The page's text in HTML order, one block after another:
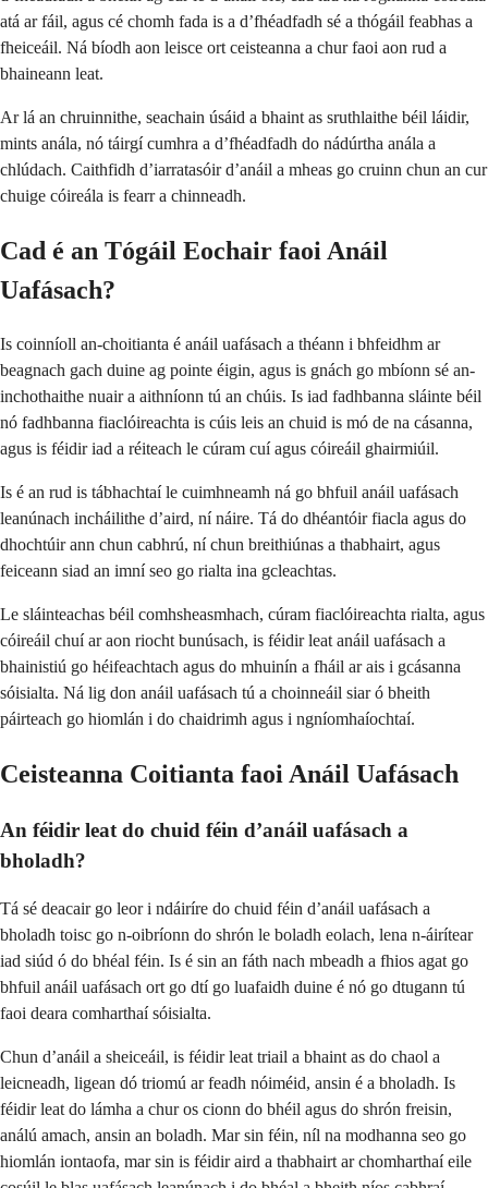
atá ar fáil, agus cé chomh fada is a d’fhéadfadh sé a thógáil feabhas a
fheiceáil. Ná bíodh aon leisce ort ceisteanna a chur faoi aon rud a
bhaineann leat.
Ar lá an chruinnithe, seachain úsáid a bhaint as sruthlaithe béil láidir,
mints anála, nó táirgí cumhra a d’fhéadfadh do nádúrtha anála a
chlúdach. Caithfidh d’iarratasóir d’anáil a mheas go cruinn chun an cur
chuige cóireála is fearr a chinneadh.
Cad é an Tógáil Eochair faoi Anáil
Uafásach?
Is coinníoll an-choitianta é anáil uafásach a théann i bhfeidhm ar
beagnach gach duine ag pointe éigin, agus is gnách go mbíonn sé an-
inchothaithe nuair a aithníonn tú an chúis. Is iad fadhbanna sláinte béil
nó fadhbanna fiaclóireachta is cúis leis an chuid is mó de na cásanna,
agus is féidir iad a réiteach le cúram cuí agus cóireáil ghairmiúil.
Is é an rud is tábhachtaí le cuimhneamh ná go bhfuil anáil uafásach
leanúnach incháilithe d’aird, ní náire. Tá do dhéantóir fiacla agus do
dhochtúir ann chun cabhrú, ní chun breithiúnas a thabhairt, agus
feiceann siad an imní seo go rialta ina gcleachtas.
Le sláinteachas béil comhsheasmhach, cúram fiaclóireachta rialta, agus
cóireáil chuí ar aon riocht bunúsach, is féidir leat anáil uafásach a
bhainistiú go héifeachtach agus do mhuinín a fháil ar ais i gcásanna
sóisialta. Ná lig don anáil uafásach tú a choinneáil siar ó bheith
páirteach go hiomlán i do chaidrimh agus i ngníomhaíochtaí.
Ceisteanna Coitianta faoi Anáil Uafásach
An féidir leat do chuid féin d’anáil uafásach a
bholadh?
Tá sé deacair go leor i ndáiríre do chuid féin d’anáil uafásach a
bholadh toisc go n-oibríonn do shrón le boladh eolach, lena n-áirítear
iad siúd ó do bhéal féin. Is é sin an fáth nach mbeadh a fhios agat go
bhfuil anáil uafásach ort go dtí go luafaidh duine é nó go dtugann tú
faoi deara comharthaí sóisialta.
Chun d’anáil a sheiceáil, is féidir leat triail a bhaint as do chaol a
leicneadh, ligean dó triomú ar feadh nóiméid, ansin é a bholadh. Is
féidir leat do lámha a chur os cionn do bhéil agus do shrón freisin,
análú amach, ansin an boladh. Mar sin féin, níl na modhanna seo go
hiomlán iontaofa, mar sin is féidir aird a thabhairt ar chomharthaí eile